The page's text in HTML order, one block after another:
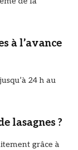
à l’avance
24 h au
lasagnes ?
grâce à